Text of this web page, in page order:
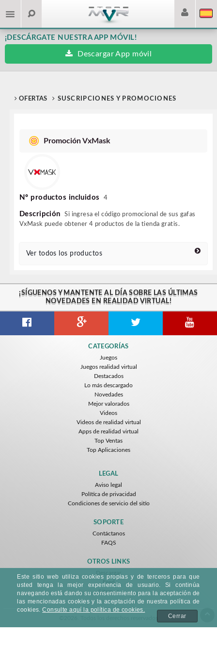
¡DESCÁRGATE NUESTRA APP MÓVIL!
Descargar App móvil
OFERTAS SUSCRIPCIONES Y PROMOCIONES
Promoción VxMask
Nº productos incluidos 4
Descripción
Si ingresa el código promocional de sus gafas
VxMask puede obtener 4 productos de la tienda gratis.
Ver todos los productos
¡SÍGUENOS Y MANTENTE AL DÍA SOBRE LAS ÚLTIMAS
NOVEDADES EN REALIDAD VIRTUAL!
CATEGORÍAS
Juegos
Juegos realidad virtual
Destacados
Lo más descargado
Novedades
Mejor valorados
Videos
Videos de realidad virtual
Apps de realidad virtual
Top Ventas
Top Aplicaciones
LEGAL
Aviso legal
Política de privacidad
Condiciones de servicio del sitio
SOPORTE
Contáctanos
FAQS
OTROS LINKS
Feed
Sitemap
Este sitio web utiliza cookies propias y de terceros para que
usted tenga la mejor experiencia de usuario. Si continúa
navegando está dando su consentimiento para la aceptación de
las mencionadas cookies y la aceptación de nuestra política de
cookies.Consulte aquí la política de cookies.
Cerrar